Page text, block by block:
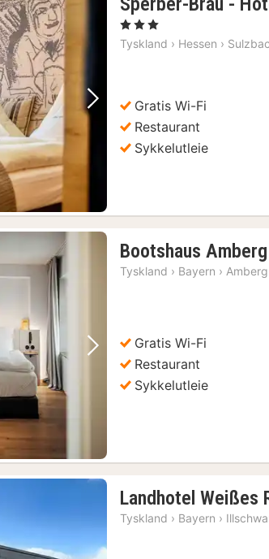
Neste bilde
, 3 Stjerner
Tyskland › Hessen ›
Gratis Wi-Fi
Restaurant
Sykkelutleie
Neste bilde
Bootshaus Amberg
Tyskland › Bayern › Amberg
Gratis Wi-Fi
Restaurant
Sykkelutleie
Landhotel Weißes
Tyskland › Bayern ›